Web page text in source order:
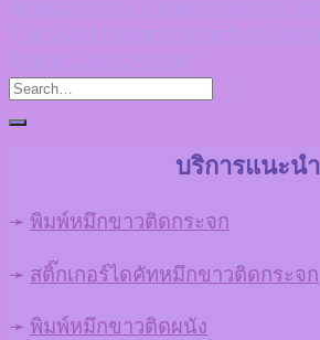
บริการแนะนำ
➛ พิมพ์หมึกขาวติดกระจก
➛ สติ๊กเกอร์ไดคัทหมึกขาวติดกระจก
➛ พิมพ์หมึกขาวติดผนัง